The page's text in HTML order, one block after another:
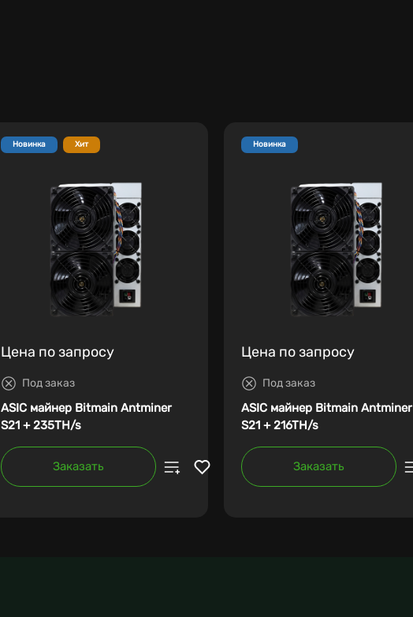
Новинка Хит
Цена по запросу
Под заказ
ASIC майнер Bitmain Antminer
S21 + 235TH/s
Заказать
Новинка
Цена по запросу
Под заказ
ASIC майнер Bitmain Antminer
S21 + 216TH/s
Заказать